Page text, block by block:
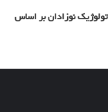
نوزادان بر اساس